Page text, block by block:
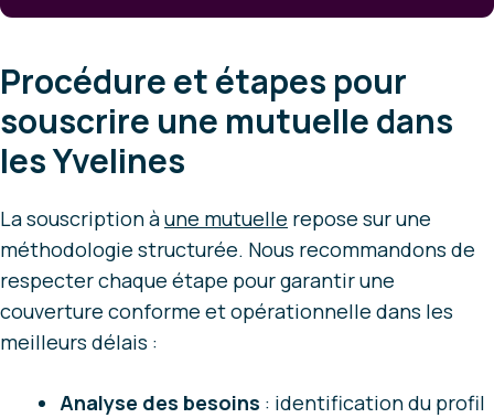
Procédure et étapes pour
souscrire une mutuelle dans
les Yvelines
La souscription àune mutuelle repose sur une
méthodologie structurée. Nous recommandons de
respecter chaque étape pour garantir une
couverture conforme et opérationnelle dans les
meilleurs délais :
Analyse des besoins : identification du profil